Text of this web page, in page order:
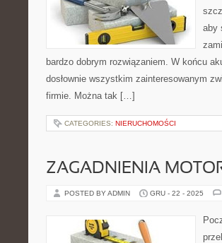
aby
bardzo dobrym rozwiązaniem. W końcu
dosłownie wszystkim zainteresowanym
firmie. Można tak […]
CATEGORIES: NIERUCHOMOŚCI
ZAGADNIENIA
POSTED BY ADMIN GRU - 22 - 2025